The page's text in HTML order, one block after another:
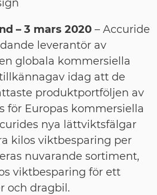
– 3 mars 2020–Accuride
leverantör av
globala kommersiella
idag att de
produktportföljen av
för Europas kommersiella
nya lättviktsfälgar
kilos viktbesparing per
nuvarande sortiment,
viktbesparing för ett
och dragbil.